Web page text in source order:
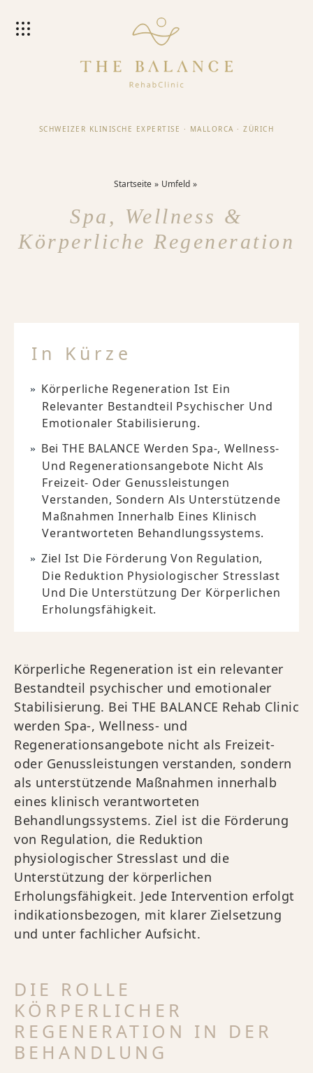
SCHWEIZER KLINISCHE EXPERTISE · MALLORCA · ZÜRICH
Startseite Umfeld
Spa, Wellness &
Körperliche Regeneration
In Kürze
Körperliche Regeneration Ist Ein
Relevanter Bestandteil Psychischer Und
Emotionaler Stabilisierung.
Bei THE BALANCE Werden Spa-, Wellness-
Und Regenerationsangebote Nicht Als
Freizeit- Oder Genussleistungen
Verstanden, Sondern Als Unterstützende
Maßnahmen Innerhalb Eines Klinisch
Verantworteten Behandlungssystems.
Ziel Ist Die Förderung Von Regulation,
Die Reduktion Physiologischer Stresslast
Und Die Unterstützung Der Körperlichen
Erholungsfähigkeit.
Körperliche Regeneration ist ein relevanter
Bestandteil psychischer und emotionaler
Stabilisierung. Bei THE BALANCE Rehab Clinic
werden Spa-, Wellness- und
Regenerationsangebote nicht als Freizeit-
oder Genussleistungen verstanden, sondern
als unterstützende Maßnahmen innerhalb
eines klinisch verantworteten
Behandlungssystems. Ziel ist die Förderung
von Regulation, die Reduktion
physiologischer Stresslast und die
Unterstützung der körperlichen
Erholungsfähigkeit. Jede Intervention erfolgt
indikationsbezogen, mit klarer Zielsetzung
und unter fachlicher Aufsicht.
DIE ROLLE
KÖRPERLICHER
REGENERATION IN DER
BEHANDLUNG